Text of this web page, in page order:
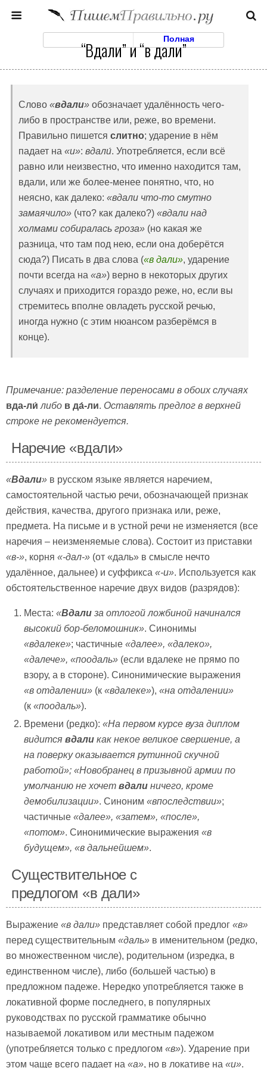
Полная
“Вдали” и “в дали”
Слово «вдали» обозначает удалённость чего-
либо в пространстве или, реже, во времени.
Правильно пишется слитно; ударение в нём
падает на «и»: вдали́. Употребляется, если всё
равно или неизвестно, что именно находится там,
вдали, или же более-менее понятно, что, но
неясно, как далеко: «вдали что-то смутно
замаячило» (что? как далеко?) «вдали над
холмами собиралась гроза» (но какая же
разница, что там под нею, если она доберётся
сюда?) Писать в два слова («в дали», ударение
почти всегда на «а») верно в некоторых других
случаях и приходится гораздо реже, но, если вы
стремитесь вполне овладеть русской речью,
иногда нужно (с этим нюансом разберёмся в
конце).
Примечание: разделение переносами в обоих случаях
вда-ли́ либо в да́-ли. Оставлять предлог в верхней
строке не рекомендуется.
Наречие «вдали»
«Вдали» в русском языке является наречием,
самостоятельной частью речи, обозначающей признак
действия, качества, другого признака или, реже,
предмета. На письме и в устной речи не изменяется (все
наречия – неизменяемые слова). Состоит из приставки
«в-», корня «-дал-» (от «даль» в смысле нечто
удалённое, дальнее) и суффикса «-и». Используется как
обстоятельственное наречие двух видов (разрядов):
Места:«Вдали за отлогой ложбиной начинался
высокий бор-беломошник». Синонимы
«вдалеке»; частичные«далее», «далеко»,
«далече», «поодаль» (если вдалеке не прямо по
взору, а в стороне). Синонимические выражения
«в отдалении» (к«вдалеке»),«на отдалении»
(к«поодаль»).
Времени (редко):«На первом курсе вуза диплом
видитсявдали как некое великое свершение, а
на поверку оказывается рутинной скучной
работой»; «Новобранец в призывной армии по
умолчанию не хочетвдали ничего, кроме
демобилизации». Синоним«впоследствии»;
частичные«далее», «затем», «после»,
«потом». Синонимические выражения«в
будущем», «в дальнейшем».
Существительное с
предлогом «в дали»
Выражение «в дали» представляет собой предлог «в»
перед существительным «даль» в именительном (редко,
во множественном числе), родительном (изредка, в
единственном числе), либо (большей частью) в
предложном падеже. Нередко употребляется также в
локативной форме последнего, в популярных
руководствах по русской грамматике обычно
называемой локативом или местным падежом
(употребляется только с предлогом «в»). Ударение при
этом чаще всего падает на «а», но в локативе на «и».